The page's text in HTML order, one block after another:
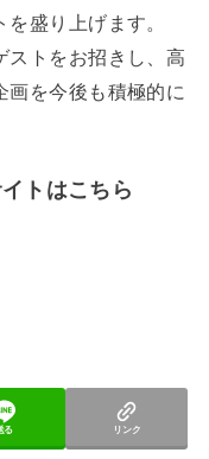
盛り上げます。
ストをお招きし、高
画を今後も積極的に
トはこちら
る リンク